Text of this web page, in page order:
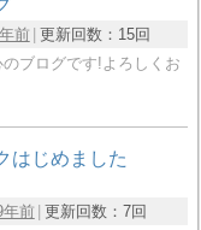
前 更新回数： 15回
ブログです!よろしくお
はじめました
年前 更新回数： 7回